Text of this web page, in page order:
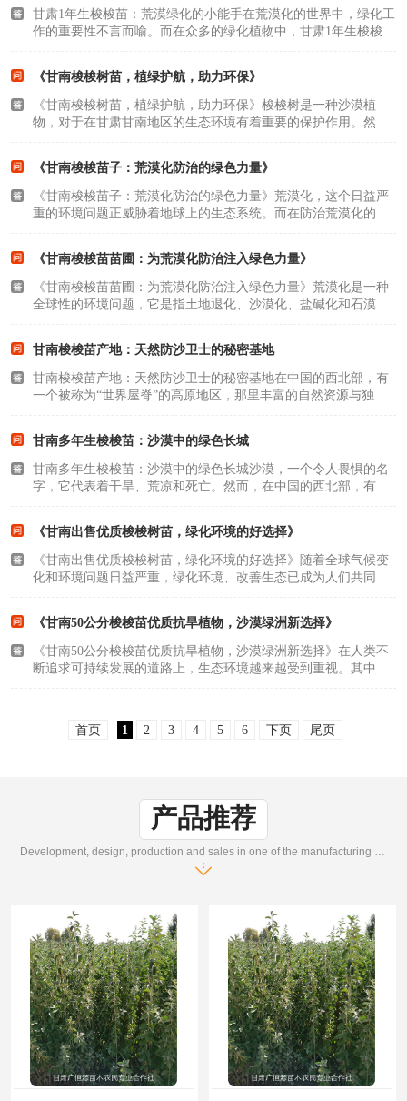
甘肃1年生梭梭苗：荒漠绿化的小能手在荒漠化的世界中，绿化工
作的重要性不言而喻。而在众多的绿化植物中，甘肃1年生梭梭苗
的重要作用。..
《甘南梭梭树苗，植绿护航，助力环保》
《甘南梭梭树苗，植绿护航，助力环保》梭梭树是一种沙漠植
物，对于在甘肃甘南地区的生态环境有着重要的保护作用。然
施。在这篇文章中，我..
《甘南梭梭苗子：荒漠化防治的绿色力量》
《甘南梭梭苗子：荒漠化防治的绿色力量》荒漠化，这个日益严
重的环境问题正威胁着地球上的生态系统。而在防治荒漠化的战
力量。一、认识..
《甘南梭梭苗苗圃：为荒漠化防治注入绿色力量》
《甘南梭梭苗苗圃：为荒漠化防治注入绿色力量》荒漠化是一种
全球性的环境问题，它是指土地退化、沙漠化、盐碱化和石漠化
么是荒漠化？荒..
甘南梭梭苗产地：天然防沙卫士的秘密基地
甘南梭梭苗产地：天然防沙卫士的秘密基地在中国的西北部，有
一个被称为“世界屋脊”的高原地区，那里丰富的自然资源与独特
苗，这是一种被..
甘南多年生梭梭苗：沙漠中的绿色长城
甘南多年生梭梭苗：沙漠中的绿色长城沙漠，一个令人畏惧的名
字，它代表着干旱、荒凉和死亡。然而，在中国的西北部，有一
种特殊的植物，..
《甘南出售优质梭梭树苗，绿化环境的好选择》
《甘南出售优质梭梭树苗，绿化环境的好选择》随着全球气候变
化和环境问题日益严重，绿化环境、改善生态已成为人们共同关
树苗可供出售，..
《甘南50公分梭梭苗优质抗旱植物，沙漠绿洲新选择》
《甘南50公分梭梭苗优质抗旱植物，沙漠绿洲新选择》在人类不
断追求可持续发展的道路上，生态环境越来越受到重视。其中，
质的抗旱植物—..
首页 1 2 3 4 5 6 下页 尾页
产品推荐
Development, design, production and sales in one of the manufacturing enterprises